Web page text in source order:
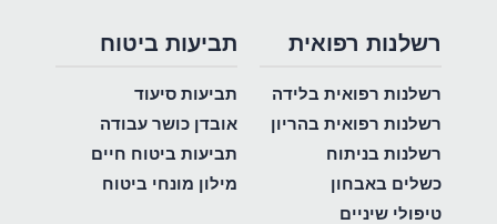
רשלנות רפואית
רשלנות רפואית בלידה
רשלנות רפואית בהריון
רשלנות בניתוח
כשלים באבחון
טיפולי שיניים
תביעות ביטוח
תביעות סיעוד
אובדן כושר עבודה
תביעות ביטוח חיים
מילון מונחי ביטוח